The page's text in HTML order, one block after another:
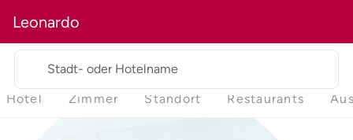
Leonardo
Stadt- oder Hotelname
Hotel Zimmer Standort Restaurants